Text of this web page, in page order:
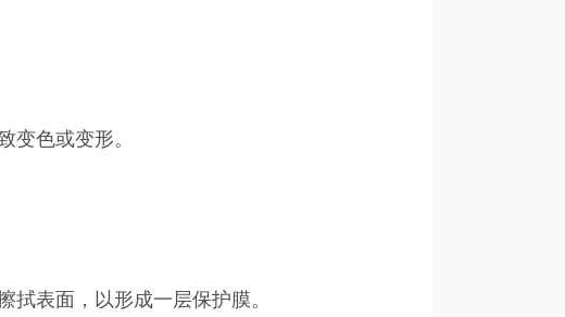
变色或变形。
表面，以形成一层保护膜。